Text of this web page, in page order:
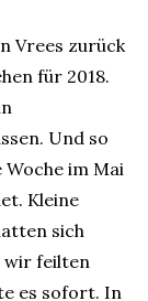
Vrees zurück
für 2018.
Und so
im Mai
Kleine
sich
wir feilten
es sofort. In